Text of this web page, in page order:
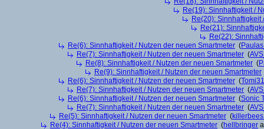
Re(19): Sinnhaftigkeit /
Re(20): Sinnhaftigkeit
Re(21):
Re(22):
Re(6): Sinnhaftigkeit / Nutzen der neuen Smartmeter (
Re(7): Sinnhaftigkeit / Nutzen der neuen Smartmeter (
Re(8): Sinnhaftigkeit / Nutzen der neuen Smartmeter (
Re(9): Sinnhaftigkeit / Nutzen der neuen Smartmeter
Re(6): Sinnhaftigkeit / Nutzen der neuen Smartmeter (Tomi31
Re(7): Sinnhaftigkeit / Nutzen der neuen Smartmeter (
Re(6): Sinnhaftigkeit / Nutzen der neuen Smartmeter (Sonic
Re(7): Sinnhaftigkeit / Nutzen der neuen Smartmeter (
Re(5): Sinnhaftigkeit / Nutzen der neuen Smartmeter (
Re(4): Sinnhaftigkeit / Nutzen der neuen Smartmeter (hellbringer